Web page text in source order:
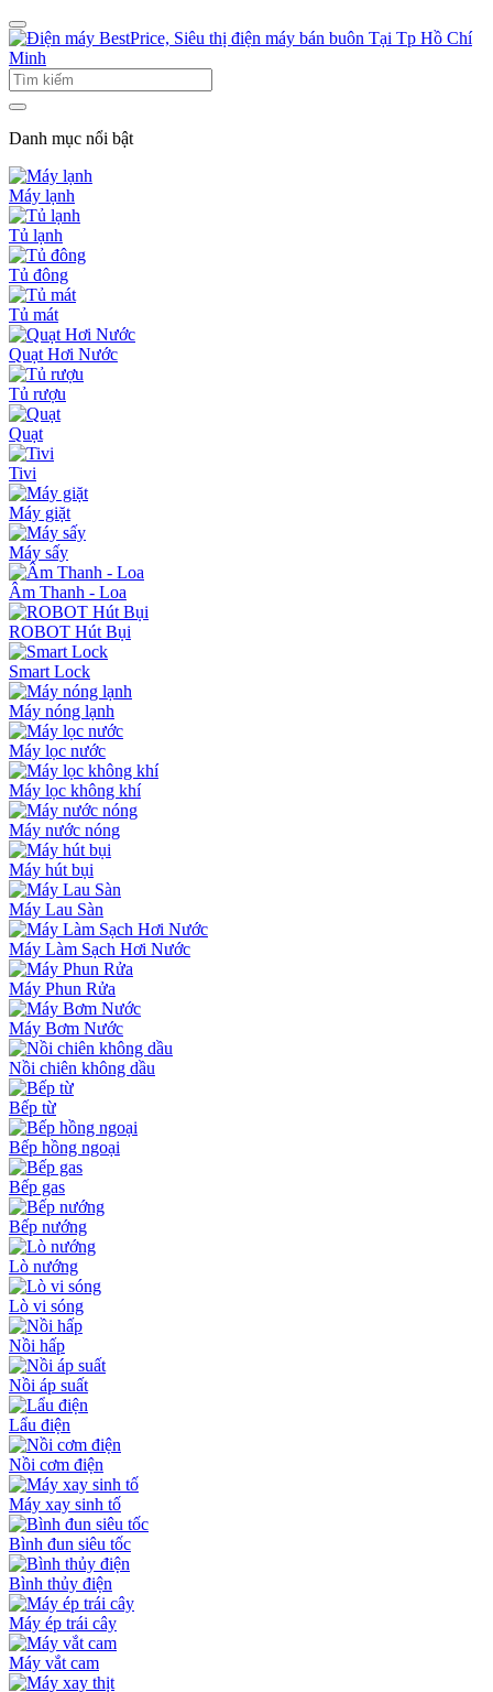
Danh mục nổi bật
Máy lạnh
Tủ lạnh
Tủ đông
Tủ mát
Quạt Hơi Nước
Tủ rượu
Quạt
Tivi
Máy giặt
Máy sấy
Âm Thanh - Loa
ROBOT Hút Bụi
Smart Lock
Máy nóng lạnh
Máy lọc nước
Máy lọc không khí
Máy nước nóng
Máy hút bụi
Máy Lau Sàn
Máy Làm Sạch Hơi Nước
Máy Phun Rửa
Máy Bơm Nước
Nồi chiên không dầu
Bếp từ
Bếp hồng ngoại
Bếp gas
Bếp nướng
Lò nướng
Lò vi sóng
Nồi hấp
Nồi áp suất
Lẩu điện
Nồi cơm điện
Máy xay sinh tố
Bình đun siêu tốc
Bình thủy điện
Máy ép trái cây
Máy vắt cam